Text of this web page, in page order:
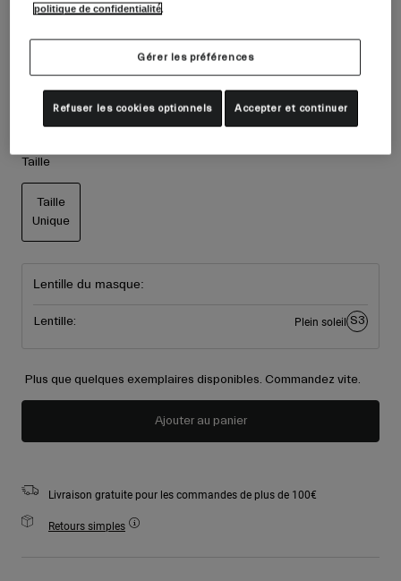
Masques
Gants
Voir tout
All Mountain
Voir tout
Taille
Taille
Unique
Lentille du masque:
Lentille: Plein soleil S3
Plus que quelques exemplaires disponibles. Commandez vite.
Ajouter au panier
Livraison gratuite pour les commandes de plus de 100€
Retours simples
politique de confidentialité.
Gérer les préférences
Refuser les cookies optionnels Accepter et continuer